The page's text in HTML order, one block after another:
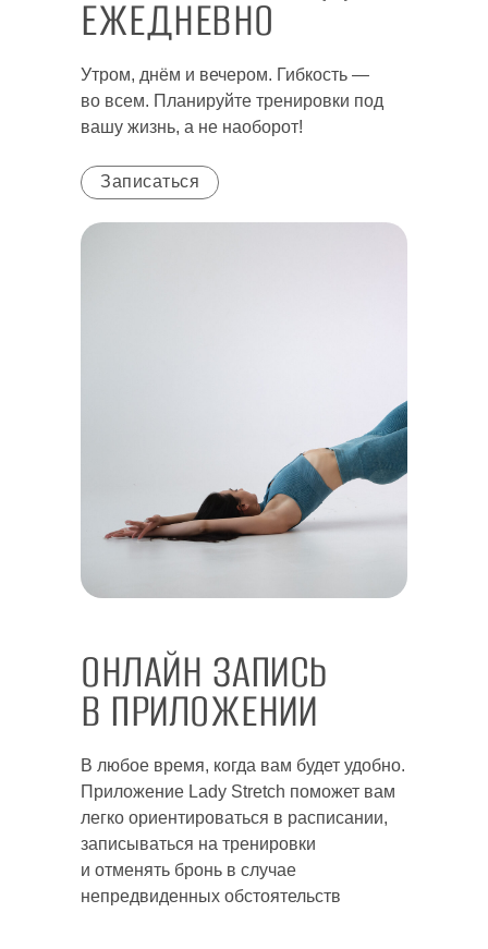
ЕЖЕДНЕВНО
Утром, днём и вечером. Гибкость —
во всем. Планируйте тренировки под
вашу жизнь, а не наоборот!
Записаться
ОНЛАЙН ЗАПИСЬ
В ПРИЛОЖЕНИИ
В любое время, когда вам будет удобно.
Приложение Lady Stretch поможет вам
легко ориентироваться в расписании,
записываться на тренировки
и отменять бронь в случае
непредвиденных обстоятельств